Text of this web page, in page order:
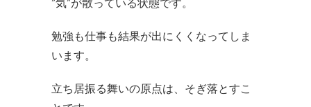
勉強も仕事も結果が出にくくなってしま
います。
立ち居振る舞いの原点は、そぎ落とすこ